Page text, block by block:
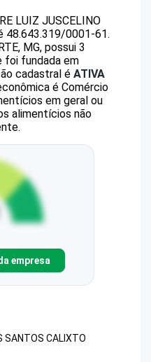
LUIZ JUSCELINO
48.643.319/0001-61.
MG, possui 3
foi fundada em
cadastral é ATIVA
é Comércio
em geral ou
alimentícios não
empresa
SANTOS CALIXTO